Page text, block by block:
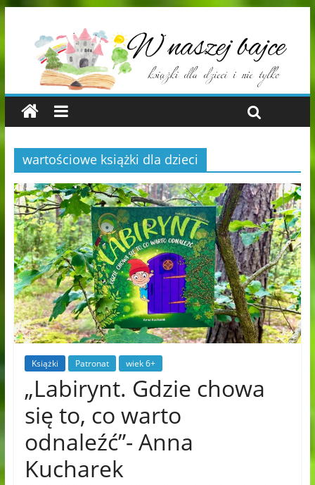
wartościowe książki dla dzieci
Książki Patronat wiek 6+
„Labirynt. Gdzie chowa
się to, co warto
odnaleźć”- Anna
Kucharek